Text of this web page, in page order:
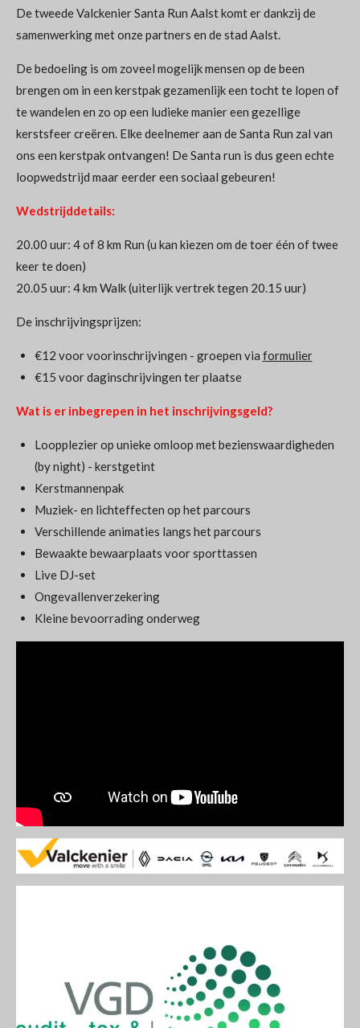
De tweede Valckenier Santa Run Aalst komt er dankzij de
samenwerking met onze partners en de stad Aalst.
De bedoeling is om zoveel mogelijk mensen op de been
brengen om in een kerstpak gezamenlijk een tocht te lopen of
te wandelen en zo op een ludieke manier een gezellige
kerstsfeer creëren. Elke deelnemer aan de Santa Run zal van
ons een kerstpak ontvangen! De Santa run is dus geen echte
loopwedstrijd maar eerder een sociaal gebeuren!
Wedstrijddetails:
20.00 uur: 4 of 8 km Run (u kan kiezen om de toer één of twee
keer te doen)
20.05 uur: 4 km Walk (uiterlijk vertrek tegen 20.15 uur)
De inschrijvingsprijzen:
€12 voor voorinschrijvingen - groepen via formulier
€15 voor daginschrijvingen ter plaatse
Wat is er inbegrepen in het inschrijvingsgeld?
Loopplezier op unieke omloop met bezienswaardigheden
(by night) - kerstgetint
Kerstmannenpak
Muziek- en lichteffecten op het parcours
Verschillende animaties langs het parcours
Bewaakte bewaarplaats voor sporttassen
Live DJ-set
Ongevallenverzekering
Kleine bevoorrading onderweg